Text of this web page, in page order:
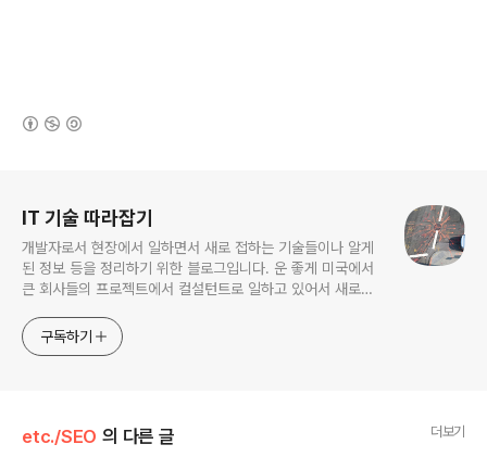
IT 기술 따라잡기
개발자로서 현장에서 일하면서 새로 접하는 기술들이나 알게
된 정보 등을 정리하기 위한 블로그입니다. 운 좋게 미국에서
큰 회사들의 프로젝트에서 컬설턴트로 일하고 있어서 새로운
사용되는 툴들에 대해 많은 분들과 정보를 공유하고 싶습니다.
구독하기
etc./SEO 의 다른 글 더보기